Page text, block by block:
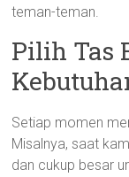
teman-teman.
Pilih Tas
Setiap momen
Misalnya, saat
dan cukup besar